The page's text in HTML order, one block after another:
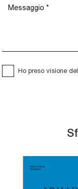
Ho preso visione